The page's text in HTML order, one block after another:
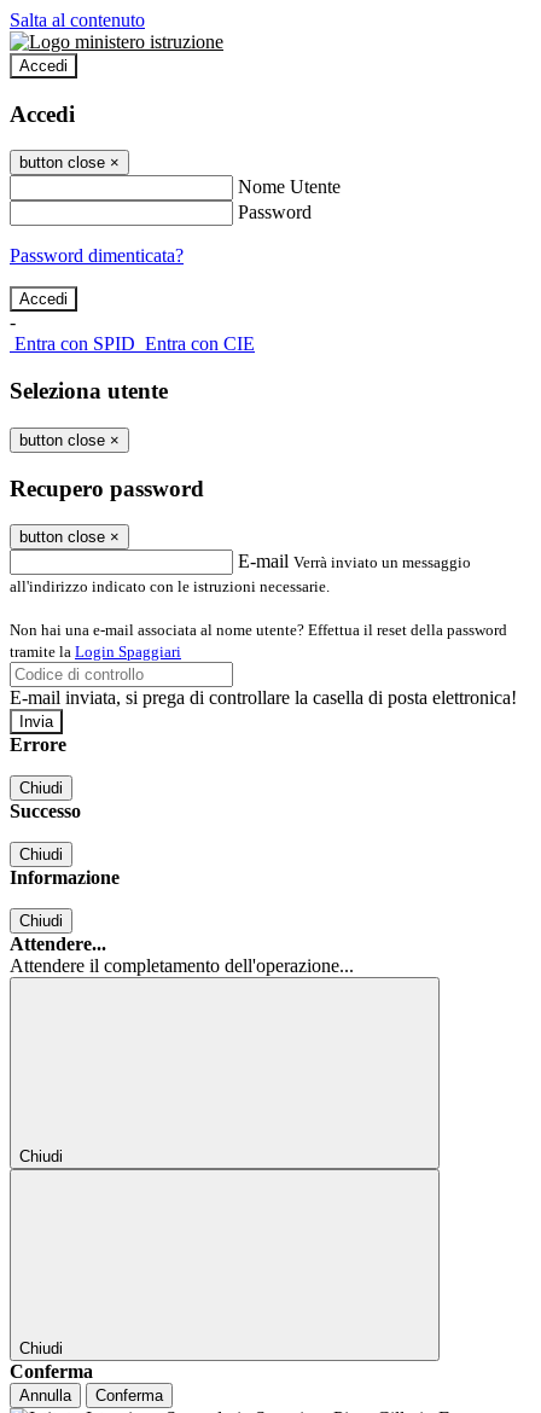
Salta al contenuto
Accedi
Accedi
button close ×
Nome Utente
Password
Password dimenticata?
-
Entra con SPID Entra con CIE
Seleziona utente
button close ×
Recupero password
button close ×
E-mail Verrà inviato un messaggio
all'indirizzo indicato con le istruzioni necessarie.
Non hai una e-mail associata al nome utente? Effettua il reset della password
tramite la Login Spaggiari
E-mail inviata, si prega di controllare la casella di posta elettronica!
Errore
Chiudi
Successo
Chiudi
Informazione
Chiudi
Attendere...
Attendere il completamento dell'operazione...
Chiudi
Chiudi
Conferma
Annulla Conferma